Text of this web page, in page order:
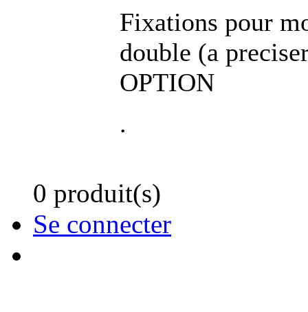
Fixations pour
double (a
OPTION
.
0 produit(s)
Se connecter